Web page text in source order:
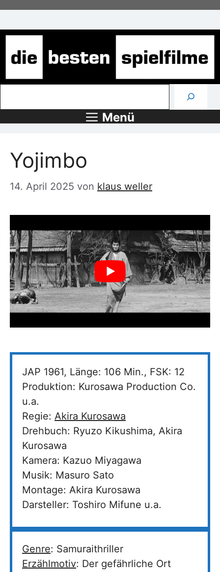
Zum
springen
Menü
Yojimbo
14. April 2025 von klaus weller
JAP 1961, Länge: 106 Min., FSK: 12
Produktion: Kurosawa Production Co.
u.a.
Regie: Akira Kurosawa
Drehbuch: Ryuzo Kikushima, Akira
Kurosawa
Kamera: Kazuo Miyagawa
Musik: Masuro Sato
Montage: Akira Kurosawa
Darsteller: Toshiro Mifune u.a.
Genre: Samuraithriller
Erzählmotiv: Der gefährliche Ort